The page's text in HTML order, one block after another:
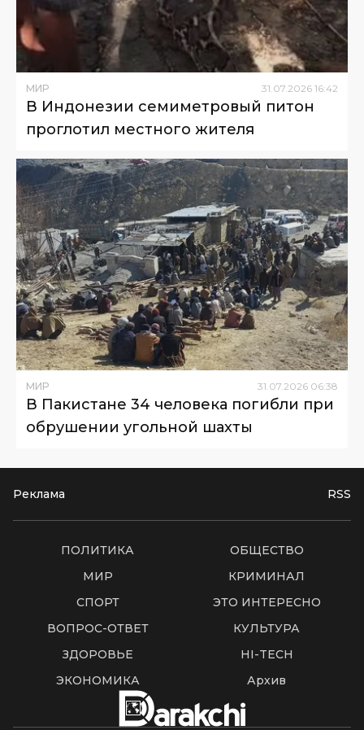
МИР 31 07 2026 16:42
В Индонезии семиметровый питон
проглотил местного жителя
МИР 31 07 2026 06:38
В Пакистане 34 человека погибли при
обрушении угольной шахты
Реклама RSS
ПОЛИТИКА
ОБЩЕСТВО
МИР
КРИМИНАЛ
СПОРТ
ЭТО ИНТЕРЕСНО
ВОПРОС-ОТВЕТ
КУЛЬТУРА
ЗДОРОВЬЕ
HI-TECH
ЭКОНОМИКА
Архив